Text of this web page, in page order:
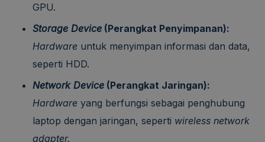
GPU.
Storage Device (Perangkat Penyimpanan):
Hardware untuk menyimpan informasi dan data,
seperti HDD.
Network Device (Perangkat Jaringan):
Hardware yang berfungsi sebagai penghubung
laptop dengan jaringan, seperti wireless network
adapter.